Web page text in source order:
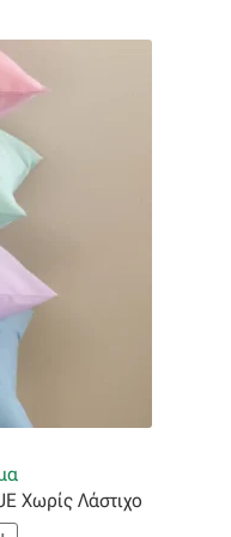
Χωρίς Λάστιχο